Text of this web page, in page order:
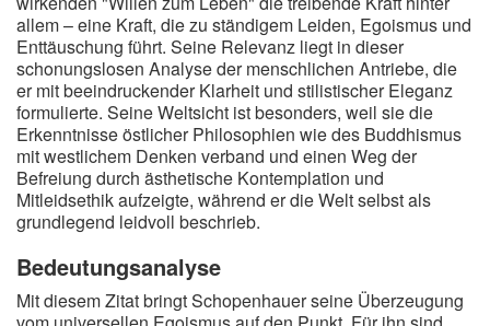
allem – eine Kraft, die zu ständigem Leiden, Egoismus und
Enttäuschung führt. Seine Relevanz liegt in dieser
schonungslosen Analyse der menschlichen Antriebe, die
er mit beeindruckender Klarheit und stilistischer Eleganz
formulierte. Seine Weltsicht ist besonders, weil sie die
Erkenntnisse östlicher Philosophien wie des Buddhismus
mit westlichem Denken verband und einen Weg der
Befreiung durch ästhetische Kontemplation und
Mitleidsethik aufzeigte, während er die Welt selbst als
grundlegend leidvoll beschrieb.
Bedeutungsanalyse
Mit diesem Zitat bringt Schopenhauer seine Überzeugung